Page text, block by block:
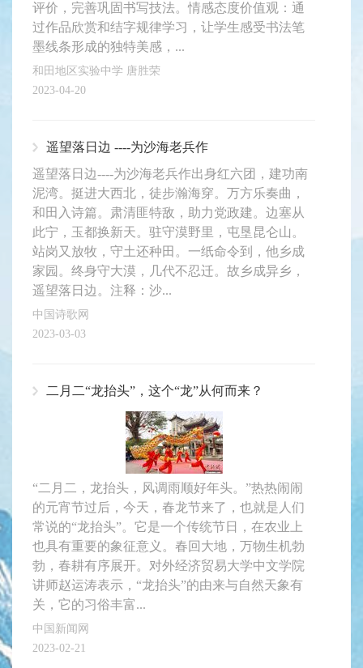
评价，完善巩固书写技法。情感态度价值观：通
过作品欣赏和结字规律学习，让学生感受书法笔
墨线条形成的独特美感，...
和田地区实验中学 唐胜荣
2023-04-20
遥望落日边 ----为沙海老兵作
遥望落日边----为沙海老兵作出身红六团，建功南
泥湾。挺进大西北，徒步瀚海穿。万方乐奏曲，
和田入诗篇。肃清匪特敌，助力党政建。边塞从
此宁，玉都换新天。驻守漠野里，屯垦昆仑山。
站岗又放牧，守土还种田。一纸命令到，他乡成
家园。终身守大漠，几代不忍迁。故乡成异乡，
遥望落日边。注释：沙...
中国诗歌网
2023-03-03
二月二“龙抬头”，这个“龙”从何而来？
“二月二，龙抬头，风调雨顺好年头。”热热闹闹
的元宵节过后，今天，春龙节来了，也就是人们
常说的“龙抬头”。它是一个传统节日，在农业上
也具有重要的象征意义。春回大地，万物生机勃
勃，春耕有序展开。对外经济贸易大学中文学院
讲师赵运涛表示，“龙抬头”的由来与自然天象有
关，它的习俗丰富...
中国新闻网
2023-02-21